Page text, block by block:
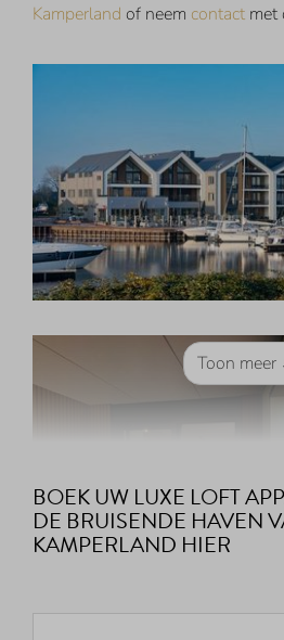
Kamperland of neem contact met
Toon meer
BOEK UW LUXE LOFT
DE BRUISENDE HAVEN
KAMPERLAND HIER